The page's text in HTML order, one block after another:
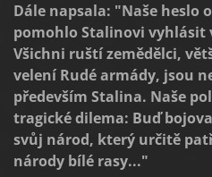
Dále napsala: "Naše heslo
pomohlo Stalinovi vyhlásit
Všichni ruští zemědělci,
velení Rudé armády, jsou
především Stalina. Naše
tragické dilema: Buď
svůj národ, který určitě
národy bílé rasy..."